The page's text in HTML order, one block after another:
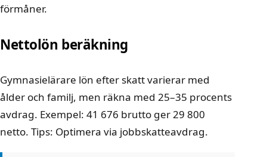
förmåner.
Nettolön beräkning
Gymnasielärare lön efter skatt varierar med
ålder och familj, men räkna med 25–35 procents
avdrag. Exempel: 41 676 brutto ger 29 800
netto. Tips: Optimera via jobbskatteavdrag.